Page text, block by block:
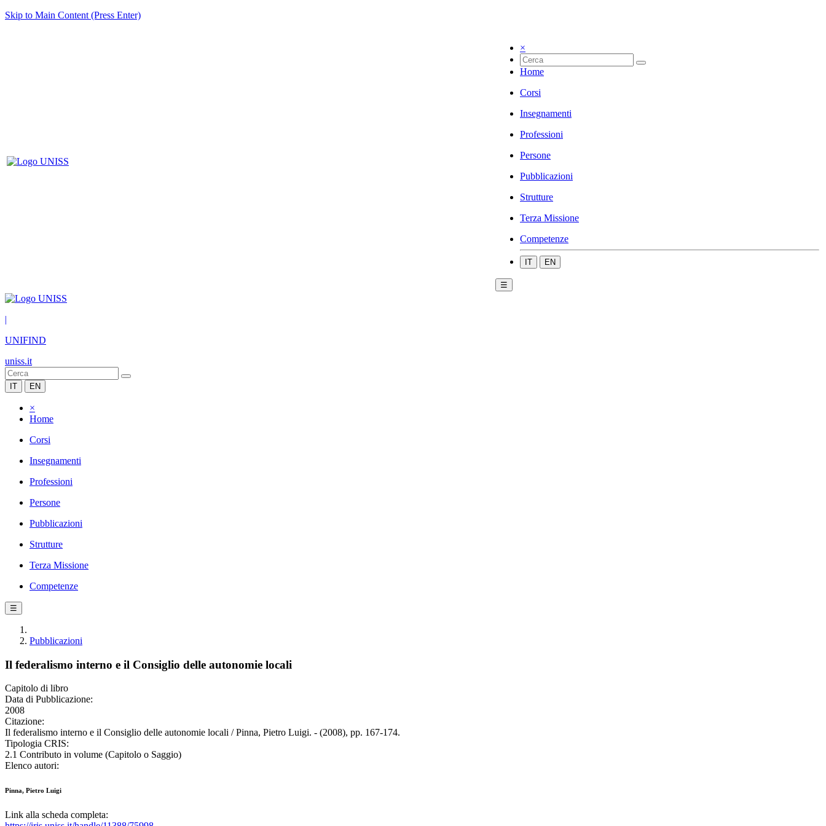
Skip to Main Content (Press Enter)
×
Home
Corsi
Insegnamenti
Professioni
Persone
Pubblicazioni
Strutture
Terza Missione
Competenze
IT EN
☰
|
UNIFIND
uniss.it
IT EN
×
Home
Corsi
Insegnamenti
Professioni
Persone
Pubblicazioni
Strutture
Terza Missione
Competenze
☰
Pubblicazioni
Il federalismo interno e il Consiglio delle autonomie locali
Capitolo di libro
Data di Pubblicazione:
2008
Citazione:
Il federalismo interno e il Consiglio delle autonomie locali / Pinna, Pietro Luigi. - (2008), pp. 167-174.
Tipologia CRIS:
2.1 Contributo in volume (Capitolo o Saggio)
Elenco autori:
Pinna, Pietro Luigi
Link alla scheda completa: